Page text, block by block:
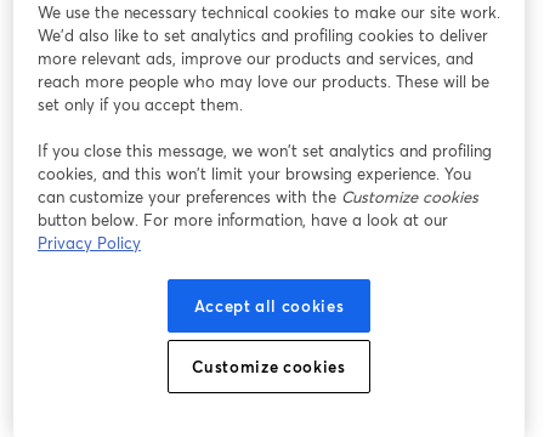
We use the necessary technical cookies to make our site work.
We'd also like to set analytics and profiling cookies to deliver
more relevant ads, improve our products and services, and
reach more people who may love our products. These will be
set only if you accept them.
If you close this message, we won’t set analytics and profiling
cookies, and this won’t limit your browsing experience. You
can customize your preferences with the Customize cookies
button below. For more information, have a look at our
Privacy Policy
Accept all cookies
Customize cookies